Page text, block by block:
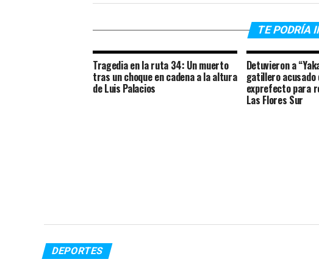
TE PODRÍA
Tragedia en la ruta 34: Un muerto
tras un choque en cadena a la altura
de Luis Palacios
Detuvieron a
gatillero acusado
exprefecto para
Las Flores Sur
DEPORTES